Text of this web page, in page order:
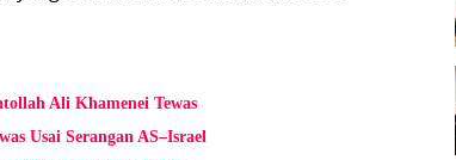
Ali Khamenei Tewas
Usai Serangan AS–Israel